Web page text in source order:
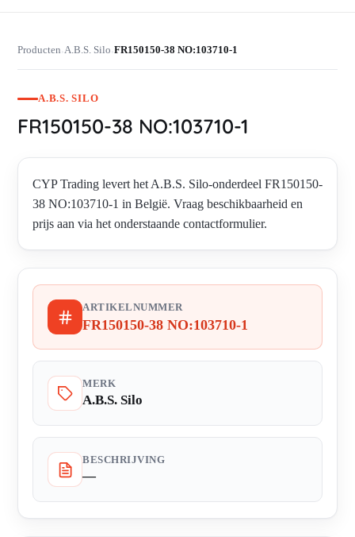
Producten›A.B.S. Silo›FR150150-38 NO:103710-1
A.B.S. SILO
FR150150-38 NO:103710-1
CYP Trading levert het A.B.S. Silo-onderdeel FR150150-
38 NO:103710-1 in België. Vraag beschikbaarheid en
prijs aan via het onderstaande contactformulier.
ARTIKELNUMMER
FR150150-38 NO:103710-1
MERK
A.B.S. Silo
BESCHRIJVING
—